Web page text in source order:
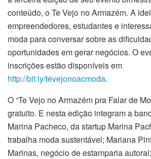
conteúdo, o Te Vejo no Armazém. A
empreendedores, estudantes e
moda para conversar sobre as
oportunidades em gerar negócios. O
inscrições estão disponíveis em
http://bit.ly/tevejonoacmoda.
O “Te Vejo no Armazém pra Falar de
gratuito. E nesta edição integram a
Marina Pacheco, da startup Marina
trabalha moda sustentável; Mariana
Marinas, negócio de estamparia